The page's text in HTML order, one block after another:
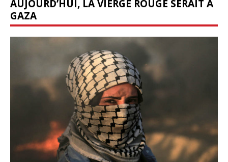
AUJOURD’HUI, LA VIERGE ROUGE SERAIT À
GAZA